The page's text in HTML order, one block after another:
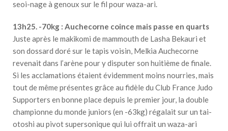
seoi-nage à genoux sur le fil pour waza-ari.
13h25. -70kg : Auchecorne coince mais passe en quarts
Juste après le makikomi de mammouth de Lasha Bekauri et
son dossard doré sur le tapis voisin, Melkia Auchecorne
revenait dans l’arène pour y disputer son huitième de finale.
Si les acclamations étaient évidemment moins nourries, mais
tout de même présentes grâce au fidèle du Club France Judo
Supporters en bonne place depuis le premier jour, la double
championne du monde juniors (en -63kg) régalait sur un tai-
otoshi au pivot supersonique qui lui offrait un waza-ari